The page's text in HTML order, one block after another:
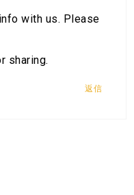
with us. Please
sharing.
返信